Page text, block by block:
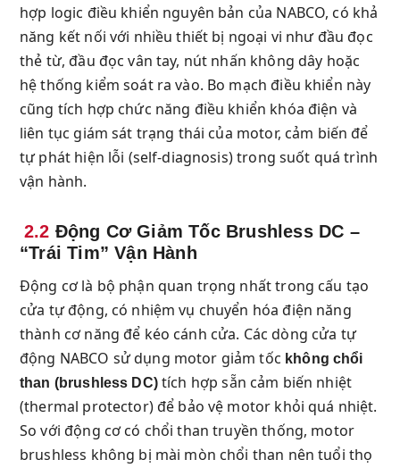
hợp logic điều khiển nguyên bản của NABCO, có khả
năng kết nối với nhiều thiết bị ngoại vi như đầu đọc
thẻ từ, đầu đọc vân tay, nút nhấn không dây hoặc
hệ thống kiểm soát ra vào. Bo mạch điều khiển này
cũng tích hợp chức năng điều khiển khóa điện và
liên tục giám sát trạng thái của motor, cảm biến để
tự phát hiện lỗi (self-diagnosis) trong suốt quá trình
vận hành.
2.2 Động Cơ Giảm Tốc Brushless DC –
“Trái Tim” Vận Hành
Động cơ là bộ phận quan trọng nhất trong cấu tạo
cửa tự động, có nhiệm vụ chuyển hóa điện năng
thành cơ năng để kéo cánh cửa. Các dòng cửa tự
động NABCO sử dụng motor giảm tốc không chổi
than (brushless DC)tích hợp sẵn cảm biến nhiệt
(thermal protector) để bảo vệ motor khỏi quá nhiệt.
So với động cơ có chổi than truyền thống, motor
brushless không bị mài mòn chổi than nên tuổi thọ